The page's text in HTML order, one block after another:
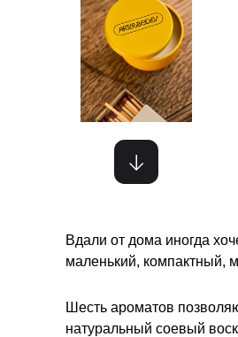
Вдали от дома иногда
маленький, компактный,
Шесть ароматов
натуральный соевый